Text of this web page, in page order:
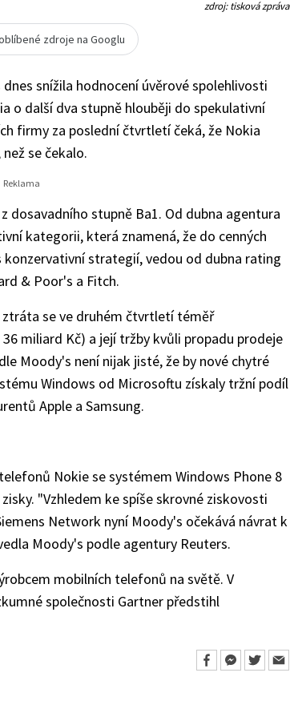
zdroj: tisková zpráva
zdroje na Googlu
snížila hodnocení úvěrové spolehlivosti
o další dva stupně hlouběji do spekulativní
firmy za poslední čtvrtletí čeká, že Nokia
se čekalo.
dosavadního stupně Ba1. Od dubna agentura
kategorii, která znamená, že do cenných
strategií, vedou od dubna rating
& Poor's a Fitch.
se ve druhém čtvrtletí téměř
miliard Kč) a její tržby kvůli propadu prodeje
Moody's není nijak jisté, že by nové chytré
Windows od Microsoftu získaly tržní podíl
Apple a Samsung.
Nokie se systémem Windows Phone 8
"Vzhledem ke spíše skrovné ziskovosti
Network nyní Moody's očekává návrat k
Moody's podle agentury Reuters.
mobilních telefonů na světě. V
společnosti Gartner předstihl